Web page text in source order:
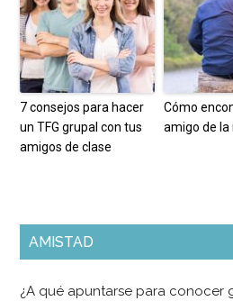
7 consejos para hacer
un TFG grupal con tus
amigos de clase
Cómo
amigo de la
AMISTAD
¿A qué apuntarse para conocer